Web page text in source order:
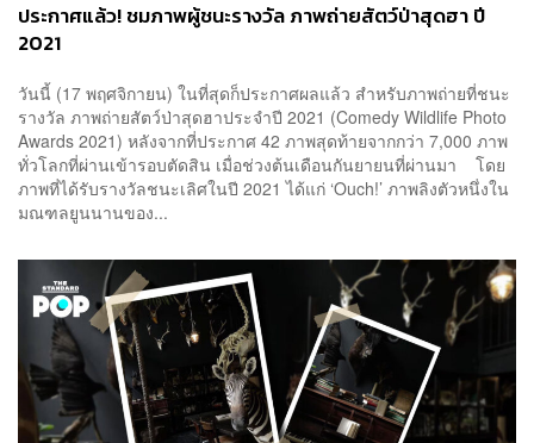
ประกาศแล้ว! ชมภาพผู้ชนะรางวัล ภาพถ่ายสัตว์ป่าสุดฮา ปี
2021
วันนี้ (17 พฤศจิกายน) ในที่สุดก็ประกาศผลแล้ว สำหรับภาพถ่ายที่ชนะ
รางวัล ภาพถ่ายสัตว์ป่าสุดฮาประจำปี 2021 (Comedy Wildlife Photo
Awards 2021) หลังจากที่ประกาศ 42 ภาพสุดท้ายจากกว่า 7,000 ภาพ
ทั่วโลกที่ผ่านเข้ารอบตัดสิน เมื่อช่วงต้นเดือนกันยายนที่ผ่านมา โดย
ภาพที่ได้รับรางวัลชนะเลิศในปี 2021 ได้แก่ ‘Ouch!’ ภาพลิงตัวหนึ่งใน
มณฑลยูนนานของ...